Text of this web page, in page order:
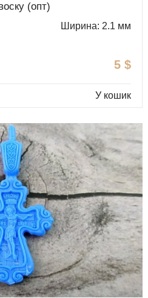
(опт)
Ширина: 2.1 мм
5 $
У кошик